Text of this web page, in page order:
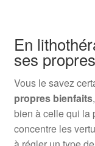
En
ses
Vous le savez
propres bienfaits
bien à celle qui la
concentre les